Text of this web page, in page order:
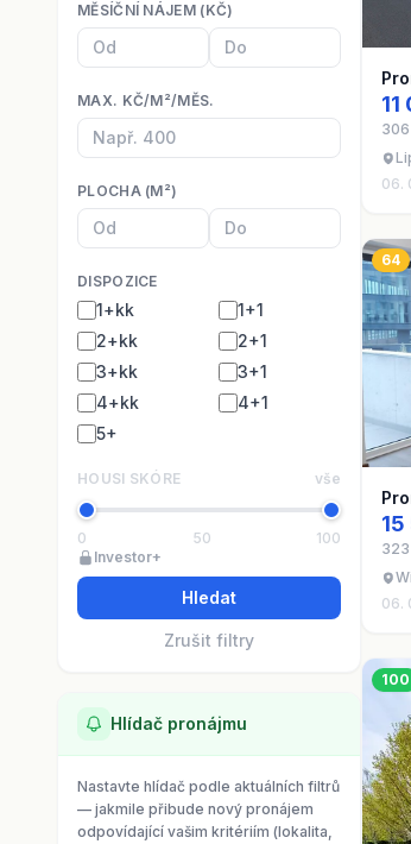
MĚSÍČNÍ NÁJEM (KČ)
MAX. KČ/M²/MĚS.
PLOCHA (M²)
DISPOZICE
1+kk
1+1
2+kk
2+1
3+kk
3+1
4+kk
4+1
5+
HOUSI SKÓRE vše
0 50
100
Investor+
Hledat
Zrušit filtry
Hlídač pronájmu
Nastavte hlídač podle aktuálních filtrů
— jakmile přibude nový pronájem
odpovídající vašim kritériím (lokalita,
306
06.
64
323
06.
100